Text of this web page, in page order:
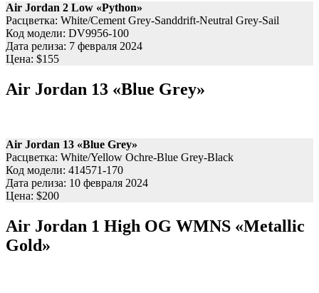
Air Jordan 2 Low «Python»
Расцветка: White/Cement Grey-Sanddrift-Neutral Grey-Sail
Код модели: DV9956-100
Дата релиза: 7 февраля 2024
Цена: $155
Air Jordan 13 «Blue Grey»
Air Jordan 13 «Blue Grey»
Расцветка: White/Yellow Ochre-Blue Grey-Black
Код модели: 414571-170
Дата релиза: 10 февраля 2024
Цена: $200
Air Jordan 1 High OG WMNS «Metallic
Gold»